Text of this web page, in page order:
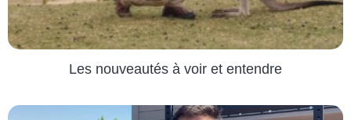
Les nouveautés à voir et entendre